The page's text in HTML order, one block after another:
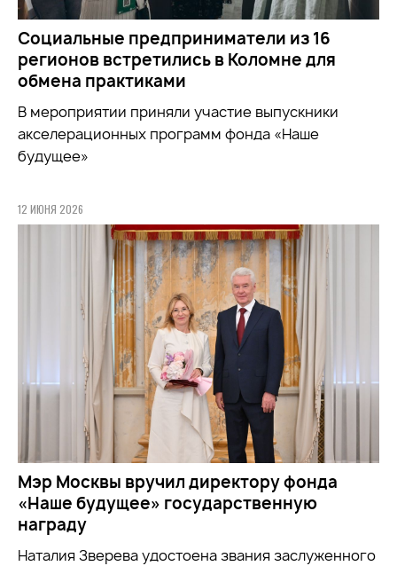
Социальные предприниматели из 16
регионов встретились в Коломне для
обмена практиками
В мероприятии приняли участие выпускники
акселерационных программ фонда «Наше
будущее»
12 ИЮНЯ 2026
Мэр Москвы вручил директору фонда
«Наше будущее» государственную
награду
Наталия Зверева удостоена звания заслуженного